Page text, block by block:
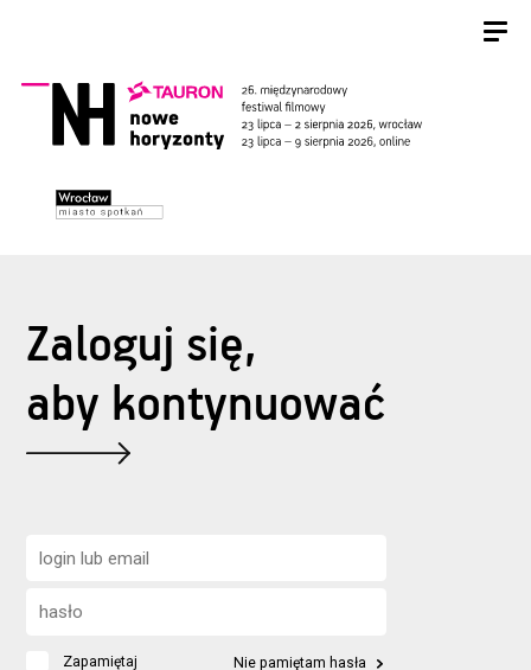
Zaloguj się,
aby kontynuować
Zapamiętaj Nie pamiętam hasła